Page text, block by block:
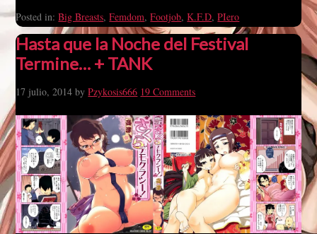
Posted in:Big Breasts,Femdom,Footjob,K.F.D,PIero
Hasta que la Noche del Festival
Termine… + TANK
17 julio, 2014 byPzykosis666 19 Comments